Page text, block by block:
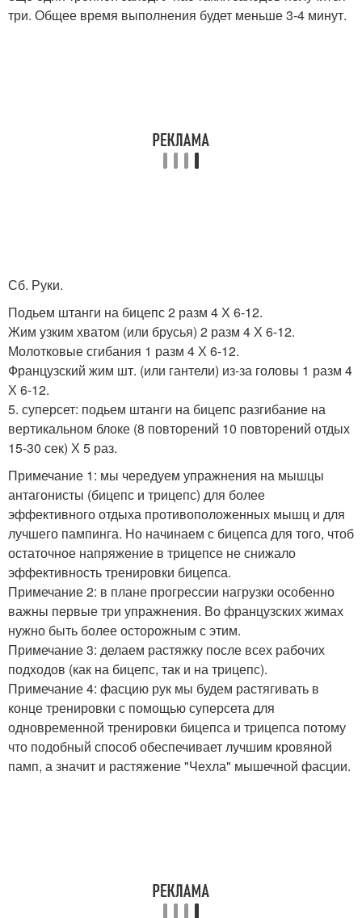
три. Общее время выполнения будет меньше 3-4 минут.
Сб. Руки.
Подьем штанги на бицепс 2 разм 4 Х 6-12.
Жим узким хватом (или брусья) 2 разм 4 Х 6-12.
Молотковые сгибания 1 разм 4 Х 6-12.
Французский жим шт. (или гантели) из-за головы 1 разм 4
Х 6-12.
5. суперсет: подьем штанги на бицепс разгибание на
вертикальном блоке (8 повторений 10 повторений отдых
15-30 сек) Х 5 раз.
Примечание 1: мы чередуем упражнения на мышцы
антагонисты (бицепс и трицепс) для более
эффективного отдыха противоположенных мышц и для
лучшего пампинга. Но начинаем с бицепса для того, чтоб
остаточное напряжение в трицепсе не снижало
эффективность тренировки бицепса.
Примечание 2: в плане прогрессии нагрузки особенно
важны первые три упражнения. Во французских жимах
нужно быть более осторожным с этим.
Примечание 3: делаем растяжку после всех рабочих
подходов (как на бицепс, так и на трицепс).
Примечание 4: фасцию рук мы будем растягивать в
конце тренировки с помощью суперсета для
одновременной тренировки бицепса и трицепса потому
что подобный способ обеспечивает лучшим кровяной
памп, а значит и растяжение "Чехла" мышечной фасции.